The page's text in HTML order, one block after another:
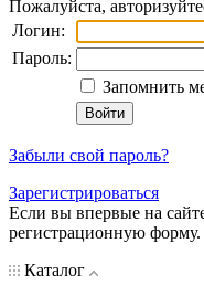
Пожалуйста,
Логин:
Пароль:
Запомнить
Забыли свой пароль?
Зарегистрироваться
Если вы впервые на
регистрационную форму.
Каталог